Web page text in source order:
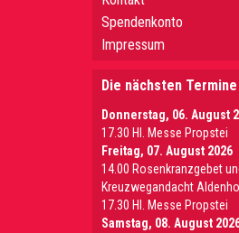
Spendenkonto
Impressum
Die nächsten Termine
Donnerstag, 06. August
17.30 Hl. Messe Propstei
Freitag, 07. August 2026
14.00 Rosenkranzgebet
Kreuzwegandacht
17.30 Hl. Messe Propstei
Samstag, 08. August